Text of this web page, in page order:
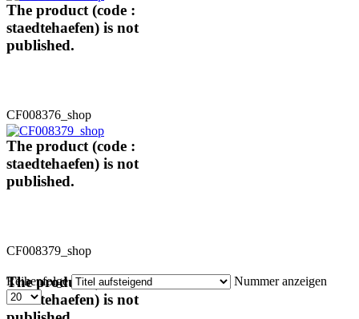
The product (code :
staedtehaefen) is not
published.
CF008376_shop
The product (code :
staedtehaefen) is not
published.
CF008379_shop
The product (code :
staedtehaefen) is not
Reihenfolge Nummer anzeigen